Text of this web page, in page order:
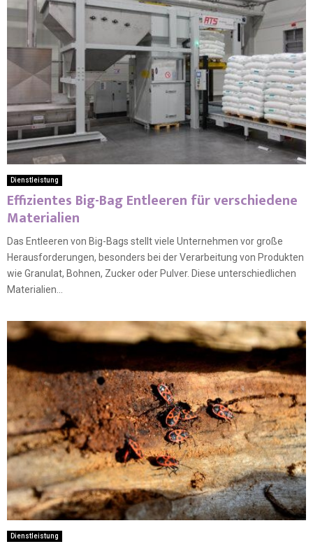
Dienstleistung
Effizientes Big-Bag Entleeren für verschiedene
Materialien
Das Entleeren von Big-Bags stellt viele Unternehmen vor große
Herausforderungen, besonders bei der Verarbeitung von Produkten
wie Granulat, Bohnen, Zucker oder Pulver. Diese unterschiedlichen
Materialien...
Dienstleistung